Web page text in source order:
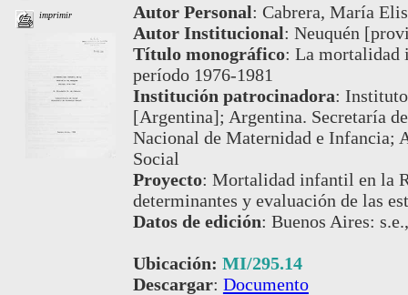
imprimir Autor Personal: Cabrera, María
Autor Institucional: Neuquén
Título monográfico: La mortalidad
período 1976-1981
Institución patrocinadora:
[Argentina]; Argentina. Secretaría
Nacional de Maternidad e Infancia;
Social
Proyecto: Mortalidad infantil en la
determinantes y evaluación de las
Datos de edición: Buenos Aires:
Ubicación: MI/295.14
Descargar: Documento